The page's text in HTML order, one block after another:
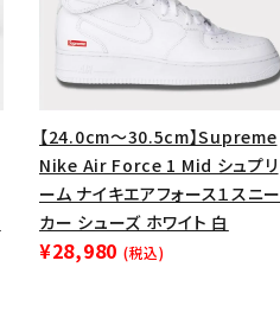
在庫のない商品を表示する
絞り込んで検索する
【24.0cm～30.5cm】Supreme
Nike Air Force 1 Mid シュプリ
ーム ナイキエアフォース１スニー
カー シューズ ホワイト 白
¥28,980 (税込)